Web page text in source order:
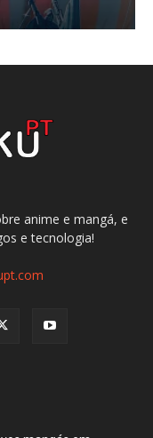
anime e mangá, e
e tecnologia!